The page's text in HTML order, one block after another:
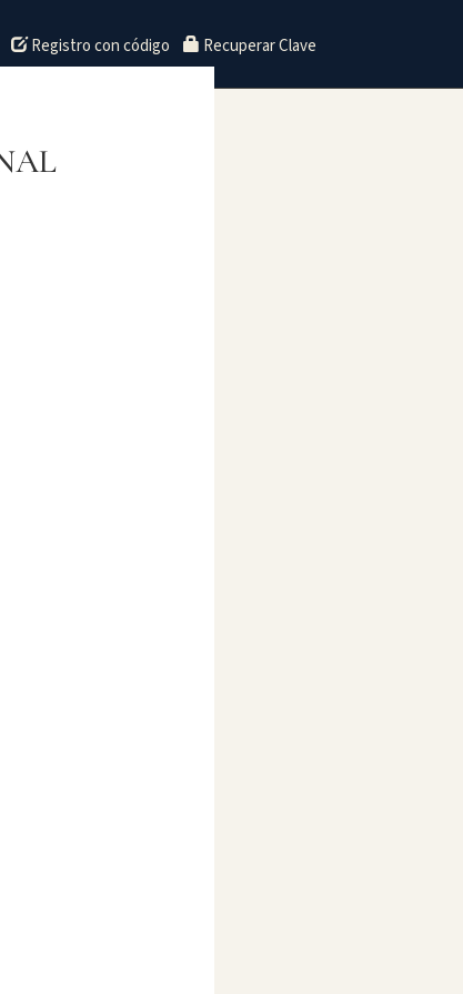
Registro con código Recuperar Clave